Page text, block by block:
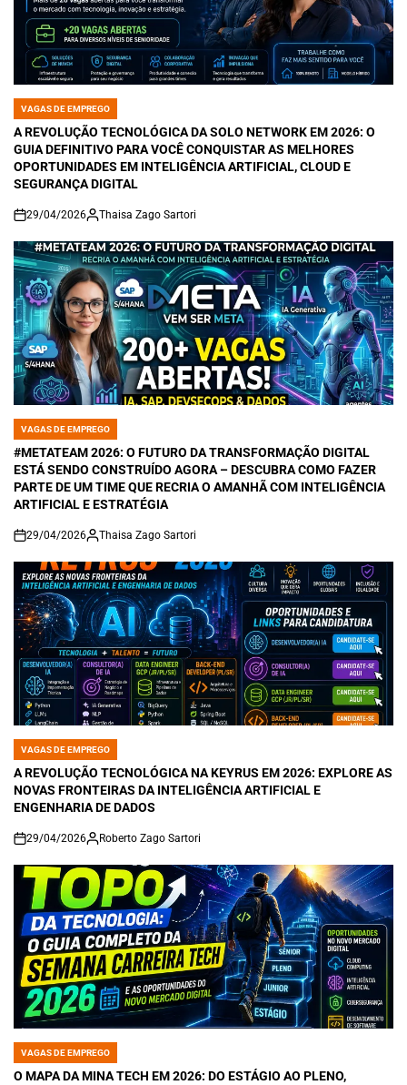
POSTED
IN
VAGAS DE EMPREGO
A REVOLUÇÃO TECNOLÓGICA DA SOLO NETWORK EM 2026: O
GUIA DEFINITIVO PARA VOCÊ CONQUISTAR AS MELHORES
OPORTUNIDADES EM INTELIGÊNCIA ARTIFICIAL, CLOUD E
SEGURANÇA DIGITAL
on
29/04/2026 Thaisa Zago Sartori
POSTED
IN
VAGAS DE EMPREGO
#METATEAM 2026: O FUTURO DA TRANSFORMAÇÃO DIGITAL
ESTÁ SENDO CONSTRUÍDO AGORA – DESCUBRA COMO FAZER
PARTE DE UM TIME QUE RECRIA O AMANHÃ COM INTELIGÊNCIA
ARTIFICIAL E ESTRATÉGIA
on
29/04/2026 Thaisa Zago Sartori
POSTED
IN
VAGAS DE EMPREGO
A REVOLUÇÃO TECNOLÓGICA NA KEYRUS EM 2026: EXPLORE AS
NOVAS FRONTEIRAS DA INTELIGÊNCIA ARTIFICIAL E
ENGENHARIA DE DADOS
on
29/04/2026 Roberto Zago Sartori
POSTED
IN
VAGAS DE EMPREGO
O MAPA DA MINA TECH EM 2026: DO ESTÁGIO AO PLENO,